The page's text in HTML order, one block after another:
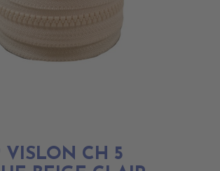
VISLON CH 5